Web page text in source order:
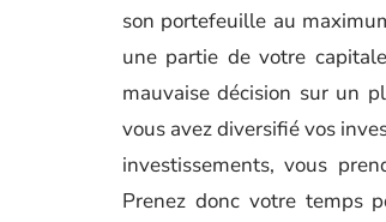
son portefeuille au
une partie de votre
mauvaise décision sur un
vous avez diversifié vos
investissements, vous
Prenez donc votre temps